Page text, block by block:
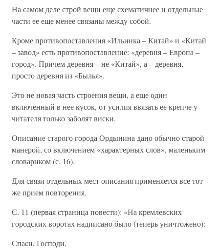
На самом деле строй вещи еще схематичнее и отдельные
части ее еще менее связаны между собой.
Кроме противопоставления «Ильинка – Китай» и «Китай
– завод» есть противопоставление: «деревня – Европа –
город». Причем деревня – не «Китай», а – деревня,
просто деревня из «Былья».
Это не новая часть строения вещи, а еще один
включенный в нее кусок, от усилия ввязать ее крепче у
читателя только заболят виски.
Описание старого города Ордынина дано обычно старой
манерой, со включением «характерных слов», маленьким
словариком (с. 16).
Для связи отдельных мест описания применяется все тот
же прием повторения.
С. 11 (первая страница повести): «На кремлевских
городских воротах надписано было (теперь уничтожено):
Спаcи, Господи,